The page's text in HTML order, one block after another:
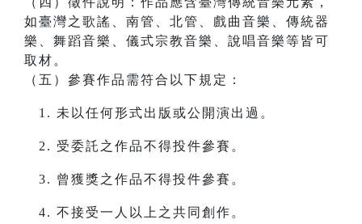
如臺灣之歌謠、南管、北管、戲曲音樂、傳統器
樂、舞蹈音樂、儀式宗教音樂、說唱音樂等皆可
取材。
（五）參賽作品需符合以下規定：
未以任何形式出版或公開演出過。
受委託之作品不得投件參賽。
曾獲獎之作品不得投件參賽。
不接受一人以上之共同創作。